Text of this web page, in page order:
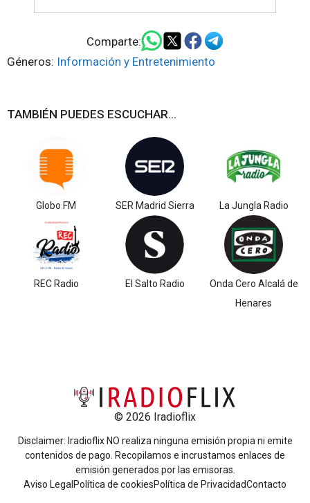
Comparte:
Géneros: Información y Entretenimiento
TAMBIÉN PUEDES ESCUCHAR...
Globo FM SER Madrid Sierra La Jungla Radio
REC Radio El Salto Radio
Onda Cero Alcalá de
Henares
© 2026 Iradioflix
Disclaimer: Iradioflix NO realiza ninguna emisión propia ni emite
contenidos de pago. Recopilamos e incrustamos enlaces de
emisión generados por las emisoras.
Aviso LegalPolítica de cookiesPolítica de PrivacidadContacto